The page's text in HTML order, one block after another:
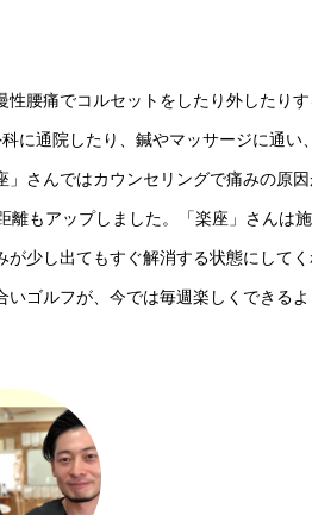
性腰痛でコルセットをしたり外したり
に通院したり、鍼やマッサージに通い
」さんではカウンセリングで痛みの原
もアップしました。「楽座」さんは
少し出てもすぐ解消する状態にしてく
ゴルフが、今では毎週楽しく できるよ